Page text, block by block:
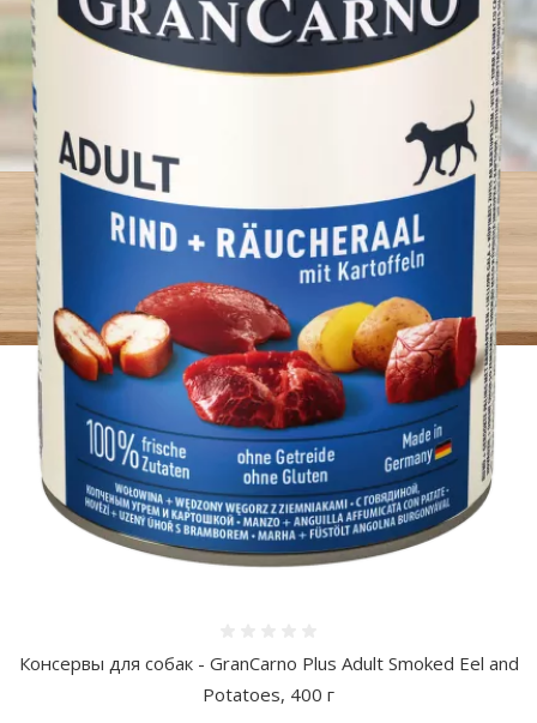
Консервы для собак - GranCarno Plus Adult Smoked Eel and
Potatoes, 400 г